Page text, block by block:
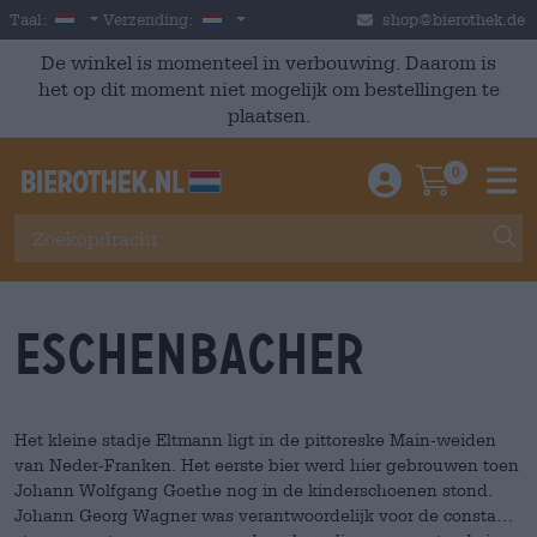
Skip to main content
Taal: Dutch
Verzending: Nederland shop@bierothek.de
De winkel is momenteel in verbouwing. Daarom is
het op dit moment niet mogelijk om bestellingen te
plaatsen.
Einloggen /
0
Eschenbacher
Het kleine stadje Eltmann ligt in de pittoreske Main-weiden
van Neder-Franken. Het eerste bier werd hier gebrouwen toen
Johann Wolfgang Goethe nog in de kinderschoenen stond.
Johann Georg Wagner was verantwoordelijk voor de constante